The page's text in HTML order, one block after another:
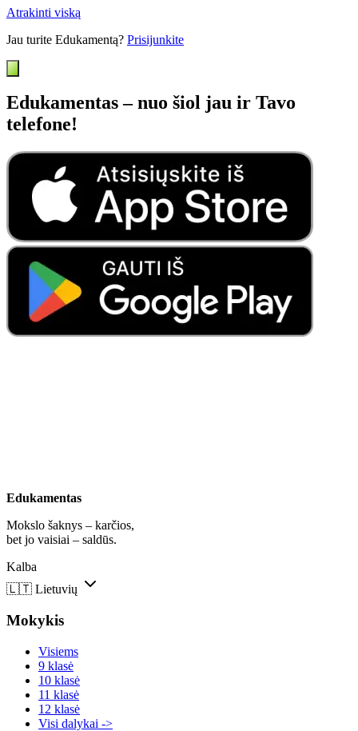
Atrakinti viską
Jau turite Edukamentą? Prisijunkite
Edukamentas – nuo šiol jau ir Tavo
telefone!
Edukamentas
Mokslo šaknys – karčios,
bet jo vaisiai – saldūs.
Kalba
🇱🇹 Lietuvių
Mokykis
Visiems
9 klasė
10 klasė
11 klasė
12 klasė
Visi dalykai ->